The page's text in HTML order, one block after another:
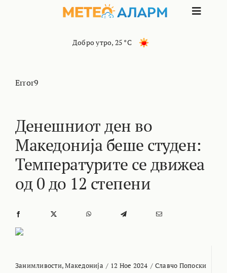
Toggle
ИНТЕРЕСНО
КОНТАКТ
Добро утро, 25 °C
Error9
Денешниот ден во
Македонија беше студен:
Температурите се движеа
од 0 до 12 степени
Занимливости,Македонија / 12 Ное 2024 / Славчо Попоски